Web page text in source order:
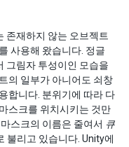
존재하지 않는 오브젝트
사용해 왔습니다. 정글
그림자 투성이인 모습을
의 일부가 아니어도 쇠창
합니다. 분위기에 따라 다
스크를 위치시키는 것만
스크의 이름은 줄여서 큐
불리고 있습니다. Unity에